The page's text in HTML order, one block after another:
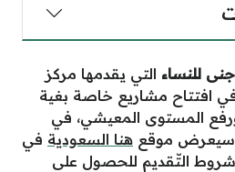
للنساء التي يقدمها مركز
افتتاح مشاريع خاصة بغية
المستوى المعيشي، في
وسيعرض موقع هنا السعودية في
التّقديم للحصول على